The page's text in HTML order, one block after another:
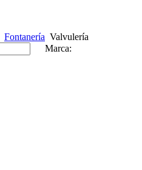
Fontanería Valvulería
Marca: